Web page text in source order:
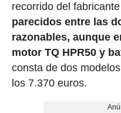
recorrido del
parecidos entre las
razonables, aunque
motor TQ HPR50 y
consta de dos
los 7.370 euros.